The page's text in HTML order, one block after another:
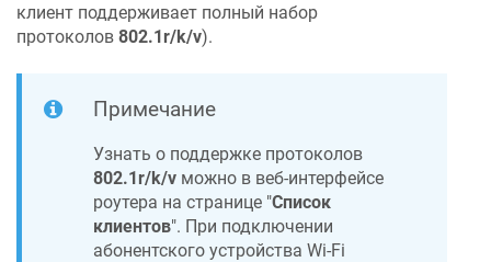
клиент поддерживает полный набор
протоколов 802.1r/k/v).
Примечание
Узнать о поддержке протоколов
802.1r/k/v можно в веб-интерфейсе
роутера на странице "Список
клиентов". При подключении
абонентского устройства Wi-Fi